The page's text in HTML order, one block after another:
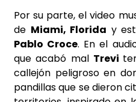
Por su parte, el video
de Miami, Florida y
Pablo Croce. En el
que acabó mal Trevi
callejón peligroso en
pandillas que se dieron